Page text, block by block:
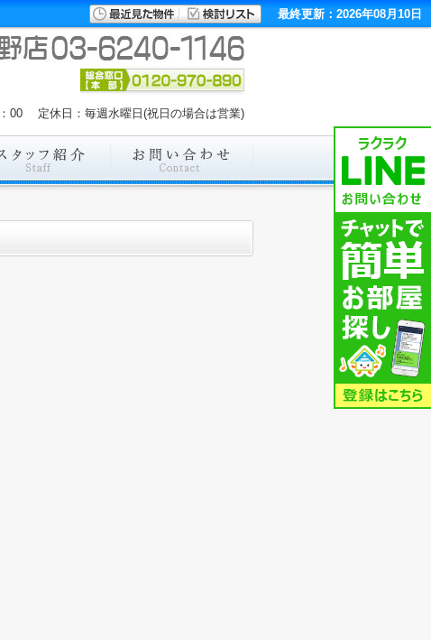
最終更新：2026年08月10日
00 定休日：毎週水曜日(祝日の場合は営業)